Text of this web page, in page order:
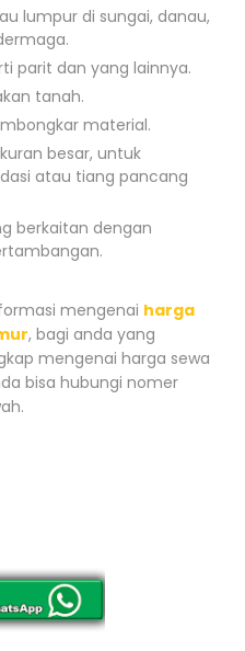
lumpur di sungai, danau,
parit dan yang lainnya.
tanah.
material.
besar, untuk
atau tiang pancang
berkaitan dengan
mengenai harga
, bagi anda yang
mengenai harga sewa
bisa hubungi nomer